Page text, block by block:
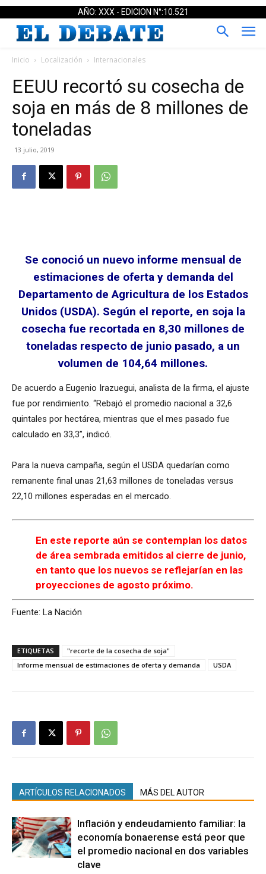
AÑO: XXX - EDICION N°:10.521
Inicio Localización Internacionales
EEUU recortó su cosecha de
soja en más de 8 millones de
toneladas
13 julio, 2019
Se conoció un nuevo informe mensual de
estimaciones de oferta y demanda del
Departamento de Agricultura de los Estados
Unidos (USDA). Según el reporte, en soja la
cosecha fue recortada en 8,30 millones de
toneladas respecto de junio pasado, a un
volumen de 104,64 millones.
De acuerdo a Eugenio Irazuegui, analista de la firma, el ajuste
fue por rendimiento. “Rebajó el promedio nacional a 32,6
quintales por hectárea, mientras que el mes pasado fue
calculado en 33,3”, indicó.
Para la nueva campaña, según el USDA quedarían como
remanente final unas 21,63 millones de toneladas versus
22,10 millones esperadas en el mercado.
En este reporte aún se contemplan los datos
de área sembrada emitidos al cierre de junio,
en tanto que los nuevos se reflejarían en las
proyecciones de agosto próximo.
Fuente: La Nación
ETIQUETAS
"recorte de la cosecha de soja"
Informe mensual de estimaciones de oferta y demanda
USDA
ARTÍCULOS RELACIONADOS MÁS DEL AUTOR
Inflación y endeudamiento familiar: la
economía bonaerense está peor que
el promedio nacional en dos variables
clave